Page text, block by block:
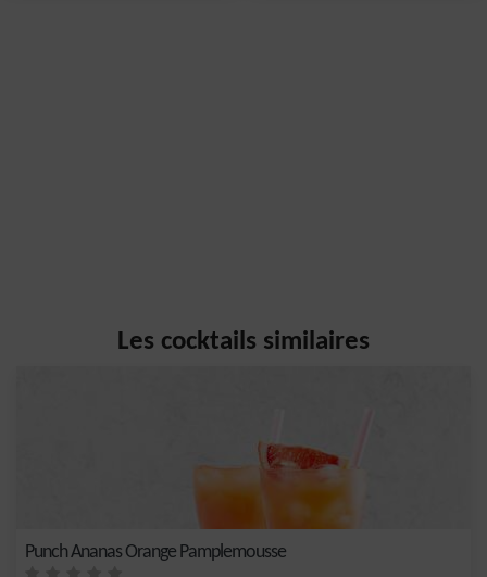
Les cocktails similaires
Punch Ananas Orange Pamplemousse